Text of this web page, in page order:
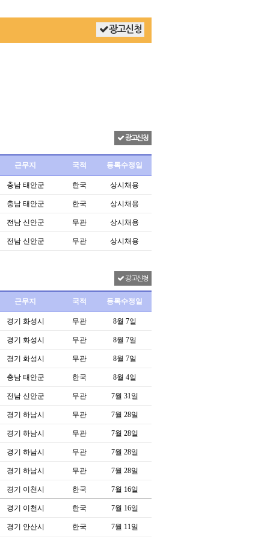
광고신청
광고신청
근무지 국적 등록수정일
충남 태안군 한국 상시채용
충남 태안군 한국 상시채용
전남 신안군 무관 상시채용
전남 신안군 무관 상시채용
광고신청
근무지 국적 등록수정일
경기 화성시 무관 8월 7일
경기 화성시 무관 8월 7일
경기 화성시 무관 8월 7일
충남 태안군 한국 8월 4일
전남 신안군 무관 7월 31일
경기 하남시 무관 7월 28일
경기 하남시 무관 7월 28일
경기 하남시 무관 7월 28일
경기 하남시 무관 7월 28일
경기 이천시 한국 7월 16일
경기 이천시 한국 7월 16일
경기 안산시 한국 7월 11일